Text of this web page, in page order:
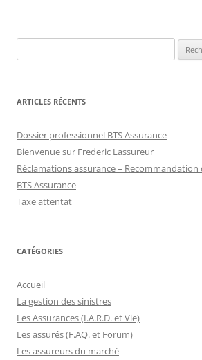
ARTICLES RÉCENTS
Dossier professionnel BTS Assurance
Bienvenue sur Frederic Lassureur
Réclamations assurance – Recommandation
BTS Assurance
Taxe attentat
CATÉGORIES
Accueil
La gestion des sinistres
Les Assurances (I.A.R.D. et Vie)
Les assurés (F.AQ. et Forum)
Les assureurs du marché